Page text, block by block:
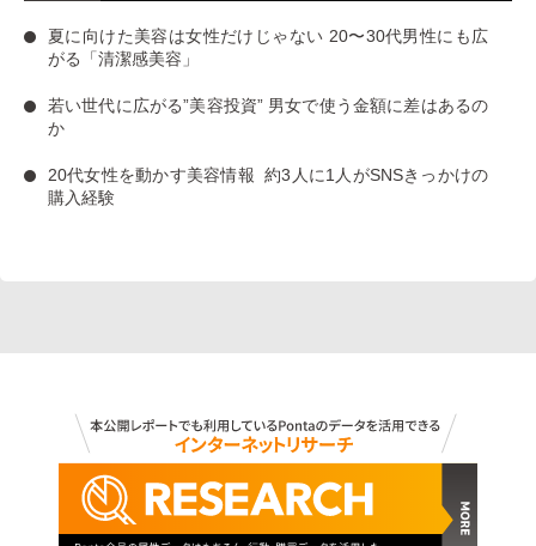
夏に向けた美容は女性だけじゃない 20〜30代男性にも広
がる「清潔感美容」
若い世代に広がる”美容投資” 男女で使う金額に差はあるの
か
20代女性を動かす美容情報約3人に1人がSNSきっかけの
購入経験